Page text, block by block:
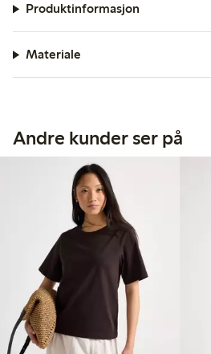
Produktinformasjon
Materiale
Andre kunder ser på